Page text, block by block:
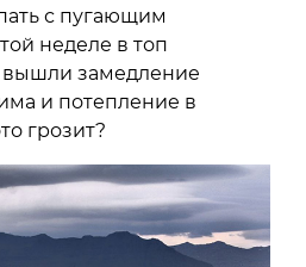
с пугающим
неделе в топ
вышли замедление
и потепление в
грозит?